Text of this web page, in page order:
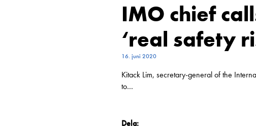
IMO chief
‘real safety
16. juni 2020
Kitack Lim, secretary-general of the
to…
Dela: